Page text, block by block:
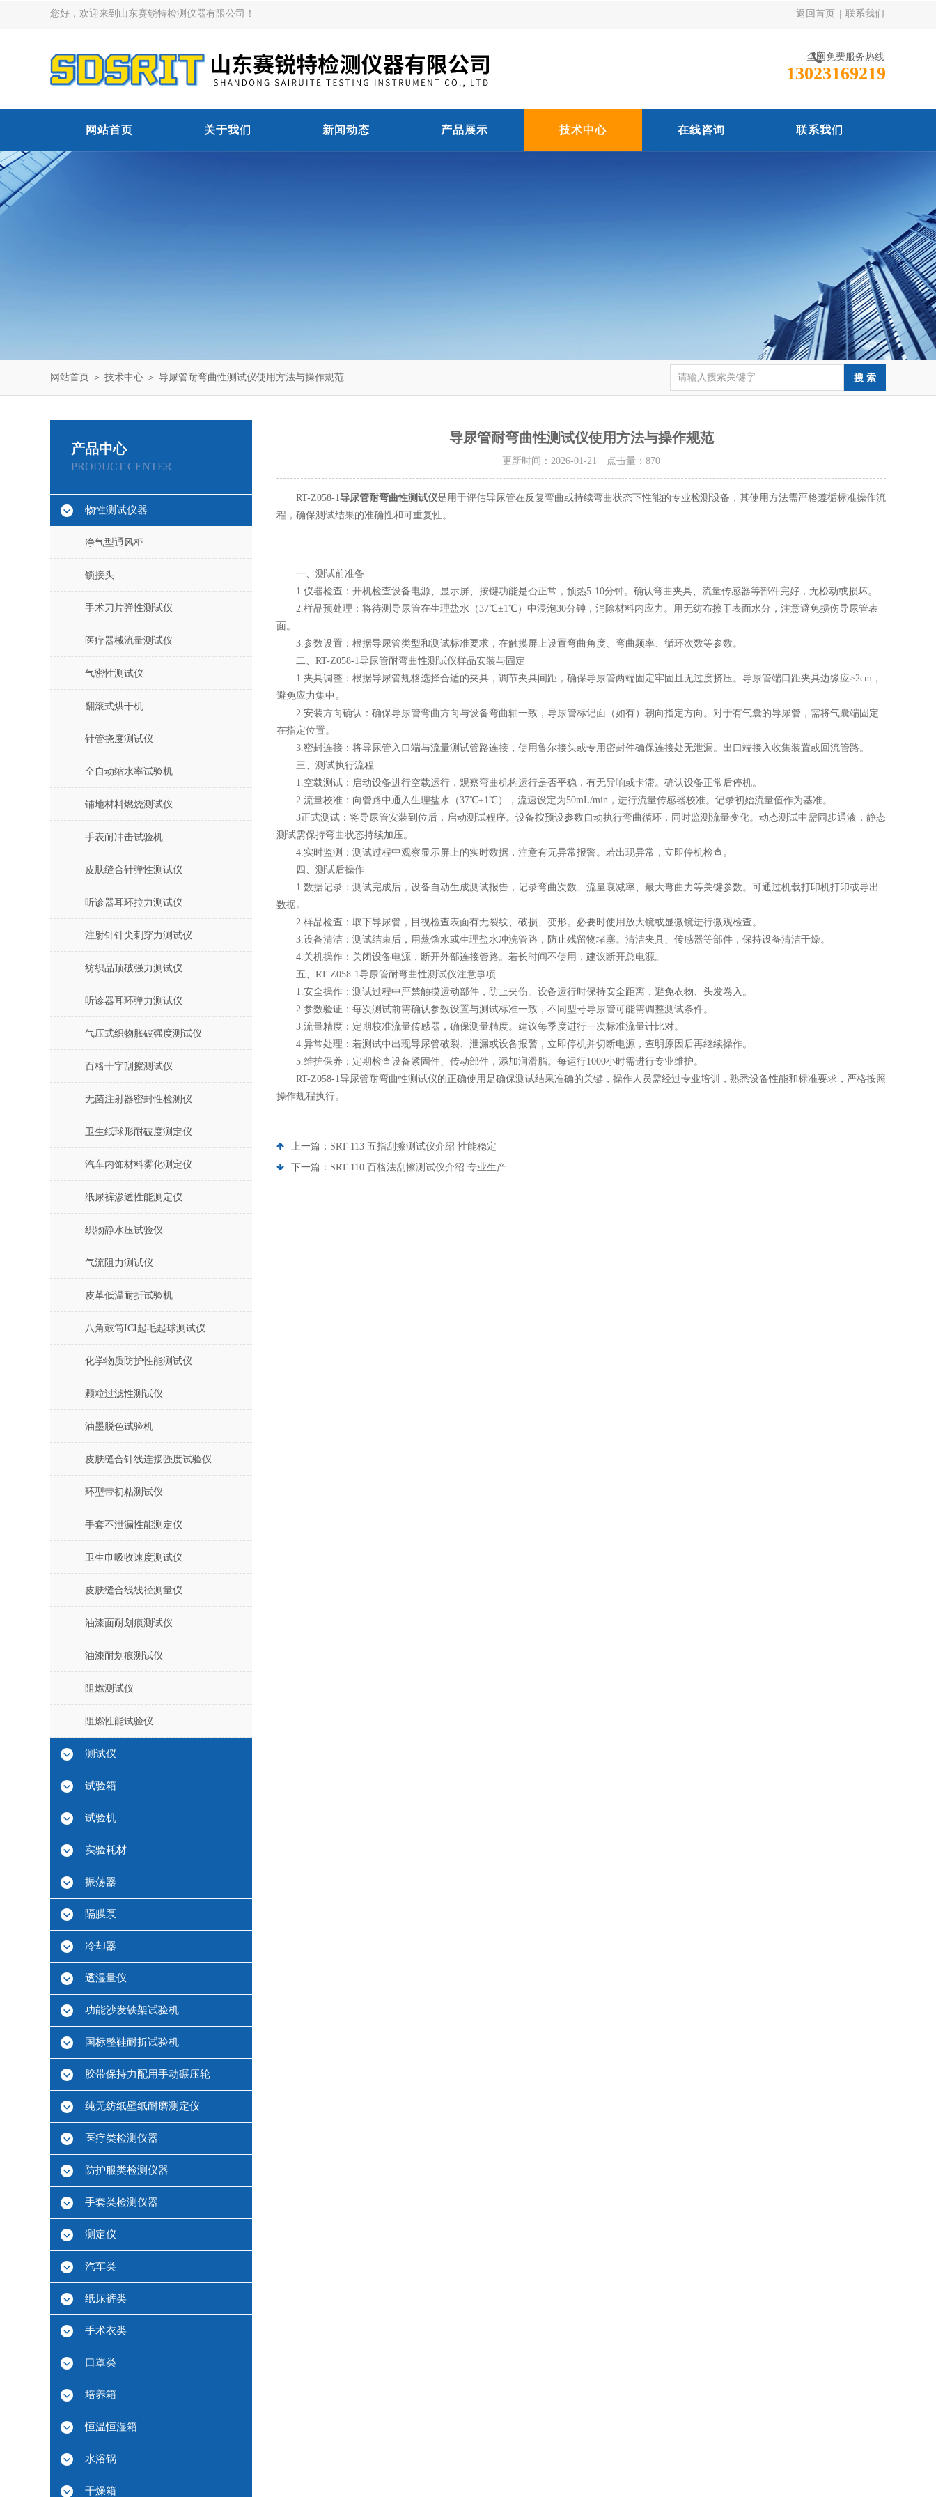
您好，欢迎来到山东赛锐特检测仪器有限公司！ 返回首页 联系我们
全国免费服务热线
13023169219
网站首页 关于我们 新闻动态 产品展示 技术中心 在线咨询 联系我们
网站首页 ＞ 技术中心 ＞ 导尿管耐弯曲性测试仪使用方法与操作规范
产品中心
PRODUCT CENTER
物性测试仪器
净气型通风柜
锁接头
手术刀片弹性测试仪
医疗器械流量测试仪
气密性测试仪
翻滚式烘干机
针管挠度测试仪
全自动缩水率试验机
铺地材料燃烧测试仪
手表耐冲击试验机
皮肤缝合针弹性测试仪
听诊器耳环拉力测试仪
注射针针尖刺穿力测试仪
纺织品顶破强力测试仪
听诊器耳环弹力测试仪
气压式织物胀破强度测试仪
百格十字刮擦测试仪
无菌注射器密封性检测仪
卫生纸球形耐破度测定仪
汽车内饰材料雾化测定仪
纸尿裤渗透性能测定仪
织物静水压试验仪
气流阻力测试仪
皮革低温耐折试验机
八角鼓筒ICI起毛起球测试仪
化学物质防护性能测试仪
颗粒过滤性测试仪
油墨脱色试验机
皮肤缝合针线连接强度试验仪
环型带初粘测试仪
手套不泄漏性能测定仪
卫生巾吸收速度测试仪
皮肤缝合线线径测量仪
油漆面耐划痕测试仪
油漆耐划痕测试仪
阻燃测试仪
阻燃性能试验仪
测试仪
试验箱
试验机
实验耗材
振荡器
隔膜泵
冷却器
透湿量仪
功能沙发铁架试验机
国标整鞋耐折试验机
胶带保持力配用手动碾压轮
纯无纺纸壁纸耐磨测定仪
医疗类检测仪器
防护服类检测仪器
手套类检测仪器
测定仪
汽车类
纸尿裤类
手术衣类
口罩类
培养箱
恒温恒湿箱
水浴锅
干燥箱
导尿管耐弯曲性测试仪使用方法与操作规范
更新时间：2026-01-21 点击量： 870
RT-Z058-1导尿管耐弯曲性测试仪是用于评估导尿管在反复弯曲或持续弯曲状态下性能的专业检测设备，其使用方法需严格遵循标准操作流
程，确保测试结果的准确性和可重复性。
一、测试前准备
1.仪器检查：开机检查设备电源、显示屏、按键功能是否正常，预热5-10分钟。确认弯曲夹具、流量传感器等部件完好，无松动或损坏。
2.样品预处理：将待测导尿管在生理盐水（37℃±1℃）中浸泡30分钟，消除材料内应力。用无纺布擦干表面水分，注意避免损伤导尿管表
面。
3.参数设置：根据导尿管类型和测试标准要求，在触摸屏上设置弯曲角度、弯曲频率、循环次数等参数。
二、RT-Z058-1导尿管耐弯曲性测试仪样品安装与固定
1.夹具调整：根据导尿管规格选择合适的夹具，调节夹具间距，确保导尿管两端固定牢固且无过度挤压。导尿管端口距夹具边缘应≥2cm，
避免应力集中。
2.安装方向确认：确保导尿管弯曲方向与设备弯曲轴一致，导尿管标记面（如有）朝向指定方向。对于有气囊的导尿管，需将气囊端固定
在指定位置。
3.密封连接：将导尿管入口端与流量测试管路连接，使用鲁尔接头或专用密封件确保连接处无泄漏。出口端接入收集装置或回流管路。
三、测试执行流程
1.空载测试：启动设备进行空载运行，观察弯曲机构运行是否平稳，有无异响或卡滞。确认设备正常后停机。
2.流量校准：向管路中通入生理盐水（37℃±1℃），流速设定为50mL/min，进行流量传感器校准。记录初始流量值作为基准。
3正式测试：将导尿管安装到位后，启动测试程序。设备按预设参数自动执行弯曲循环，同时监测流量变化。动态测试中需同步通液，静态
测试需保持弯曲状态持续加压。
4.实时监测：测试过程中观察显示屏上的实时数据，注意有无异常报警。若出现异常，立即停机检查。
四、测试后操作
1.数据记录：测试完成后，设备自动生成测试报告，记录弯曲次数、流量衰减率、最大弯曲力等关键参数。可通过机载打印机打印或导出
数据。
2.样品检查：取下导尿管，目视检查表面有无裂纹、破损、变形。必要时使用放大镜或显微镜进行微观检查。
3.设备清洁：测试结束后，用蒸馏水或生理盐水冲洗管路，防止残留物堵塞。清洁夹具、传感器等部件，保持设备清洁干燥。
4.关机操作：关闭设备电源，断开外部连接管路。若长时间不使用，建议断开总电源。
五、RT-Z058-1导尿管耐弯曲性测试仪注意事项
1.安全操作：测试过程中严禁触摸运动部件，防止夹伤。设备运行时保持安全距离，避免衣物、头发卷入。
2.参数验证：每次测试前需确认参数设置与测试标准一致，不同型号导尿管可能需调整测试条件。
3.流量精度：定期校准流量传感器，确保测量精度。建议每季度进行一次标准流量计比对。
4.异常处理：若测试中出现导尿管破裂、泄漏或设备报警，立即停机并切断电源，查明原因后再继续操作。
5.维护保养：定期检查设备紧固件、传动部件，添加润滑脂。每运行1000小时需进行专业维护。
RT-Z058-1导尿管耐弯曲性测试仪的正确使用是确保测试结果准确的关键，操作人员需经过专业培训，熟悉设备性能和标准要求，严格按照
操作规程执行。
上一篇： SRT-113 五指刮擦测试仪介绍 性能稳定
下一篇： SRT-110 百格法刮擦测试仪介绍 专业生产